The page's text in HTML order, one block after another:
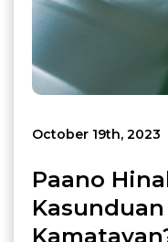
October 19th, 2023
Paano